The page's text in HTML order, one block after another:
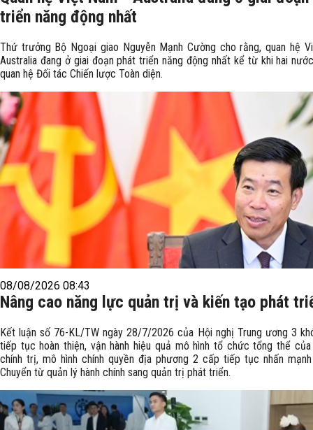
triển năng động nhất
Thứ trưởng Bộ Ngoại giao Nguyễn Mạnh Cường cho rằng, quan hệ
Australia đang ở giai đoạn phát triển năng động nhất kể từ khi hai
quan hệ Đối tác Chiến lược Toàn diện.
08/08/2026 08:43
Nâng cao năng lực quản trị và kiến tạo phát
Kết luận số 76-KL/TW ngày 28/7/2026 của Hội nghị Trung ương 3
tiếp tục hoàn thiện, vận hành hiệu quả mô hình tổ chức tổng thể
chính trị, mô hình chính quyền địa phương 2 cấp tiếp tục nhấn
Chuyển từ quản lý hành chính sang quản trị phát triển.